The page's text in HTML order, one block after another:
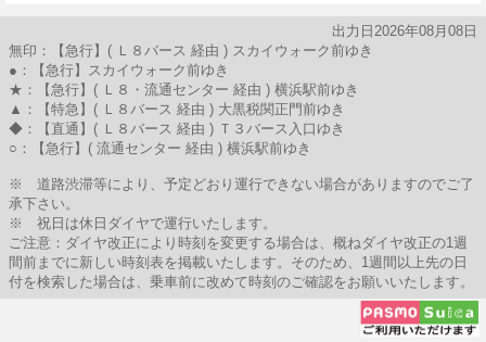
出力日2026年08月08日
無印：【急行】( Ｌ８バース 経由 ) スカイウォーク前ゆき
●：【急行】スカイウォーク前ゆき
★：【急行】( Ｌ８・流通センター 経由 ) 横浜駅前ゆき
▲：【特急】( Ｌ８バース 経由 ) 大黒税関正門前ゆき
◆：【直通】( Ｌ８バース 経由 ) Ｔ３バース入口ゆき
○：【急行】( 流通センター 経由 ) 横浜駅前ゆき
※ 道路渋滞等により、予定どおり運行できない場合がありますのでご了
承下さい。
※ 祝日は休日ダイヤで運行いたします。
ご注意：ダイヤ改正により時刻を変更する場合は、概ねダイヤ改正の1週
間前までに新しい時刻表を掲載いたします。そのため、1週間以上先の日
付を検索した場合は、乗車前に改めて時刻のご確認をお願いいたします。